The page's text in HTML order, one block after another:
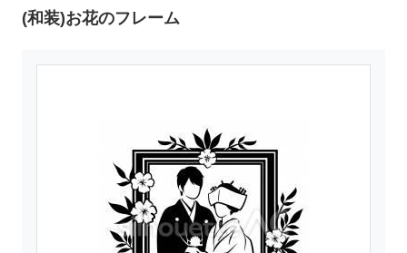
(和装)お花のフレーム